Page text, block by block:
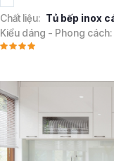
Chất liệu: Tủ bếp inox
Kiểu dáng - Phong cách: